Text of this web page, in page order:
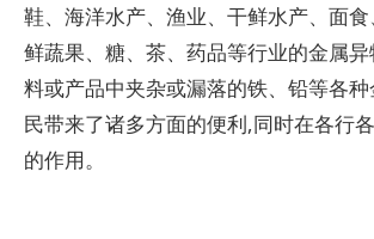
鞋、海洋水产、渔业、干鲜水产、面
鲜蔬果、糖、茶、药品等行业的金属
料或产品中夹杂或漏落的铁、铅等各
民带来了诸多方面的便利,同时在各行
的作用。